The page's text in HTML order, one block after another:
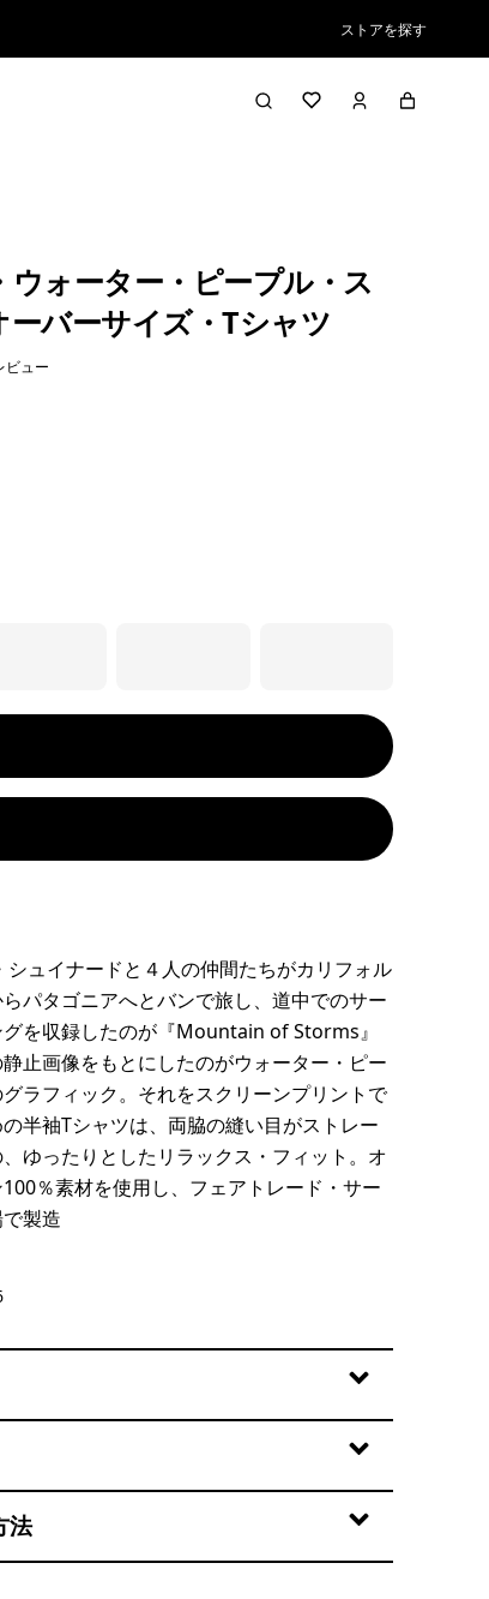
ストアを探す
ウォーター・ピープル・ス
バーサイズ・Tシャツ
ビュー
シュイナードと４人の仲間たちがカリフォル
パタゴニアへとバンで旅し、道中でのサー
を収録したのが『Mountain of Storms』
止画像をもとにしたのがウォーター・ピー
ラフィック。それをスクリーンプリントで
半袖Tシャツは、両脇の縫い目がストレー
ゆったりとしたリラックス・フィット。オ
％素材を使用し、フェアトレード・サー
製造
法